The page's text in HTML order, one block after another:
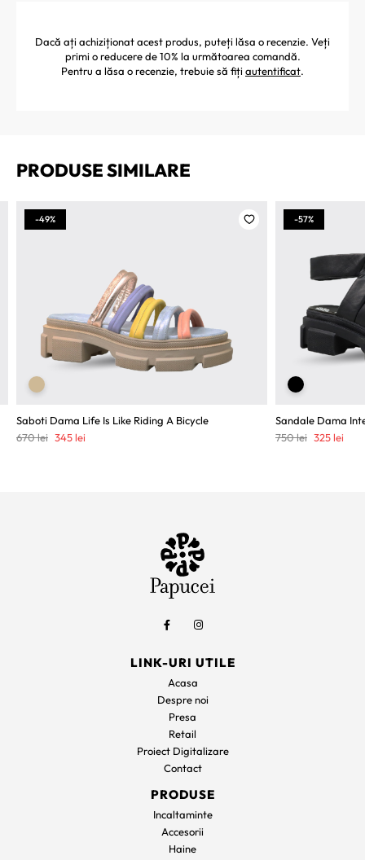
Dacă ați achiziționat acest produs, puteți lăsa o recenzie. Veți
primi o reducere de 10% la următoarea comandă.
Pentru a lăsa o recenzie, trebuie să fiți autentificat.
PRODUSE SIMILARE
-49%
Saboti Dama Life Is Like Riding A Bicycle
670lei Prețul
345lei
-57%
Sandale Dama
750lei Prețul
325lei
LINK-URI UTILE
Acasa
Despre noi
Presa
Retail
Proiect Digitalizare
Contact
PRODUSE
Incaltaminte
Accesorii
Haine